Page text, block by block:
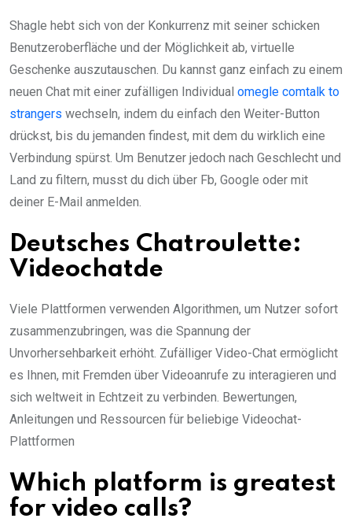
Shagle hebt sich von der Konkurrenz mit seiner schicken
Benutzeroberfläche und der Möglichkeit ab, virtuelle
Geschenke auszutauschen. Du kannst ganz einfach zu einem
neuen Chat mit einer zufälligen Individual omegle comtalk to
strangers wechseln, indem du einfach den Weiter-Button
drückst, bis du jemanden findest, mit dem du wirklich eine
Verbindung spürst. Um Benutzer jedoch nach Geschlecht und
Land zu filtern, musst du dich über Fb, Google oder mit
deiner E-Mail anmelden.
Deutsches Chatroulette:
Videochatde
Viele Plattformen verwenden Algorithmen, um Nutzer sofort
zusammenzubringen, was die Spannung der
Unvorhersehbarkeit erhöht. Zufälliger Video-Chat ermöglicht
es Ihnen, mit Fremden über Videoanrufe zu interagieren und
sich weltweit in Echtzeit zu verbinden. Bewertungen,
Anleitungen und Ressourcen für beliebige Videochat-
Plattformen
Which platform is greatest
for video calls?